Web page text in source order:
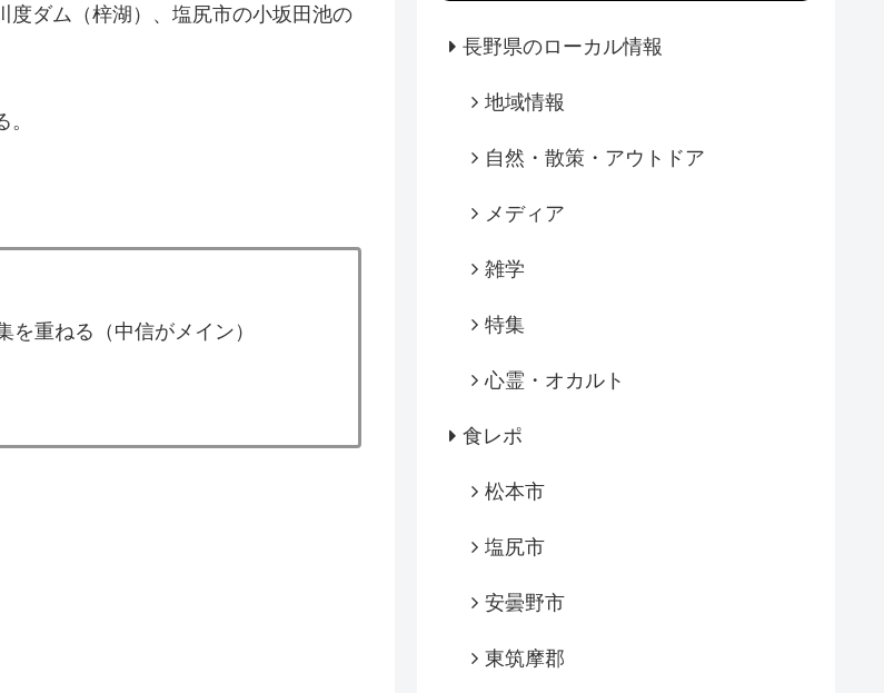
度ダム（梓湖）、塩尻市の小坂田池の
重ねる（中信がメイン）
長野県のローカル情報
地域情報
自然・散策・アウトドア
メディア
雑学
特集
心霊・オカルト
食レポ
松本市
塩尻市
安曇野市
東筑摩郡